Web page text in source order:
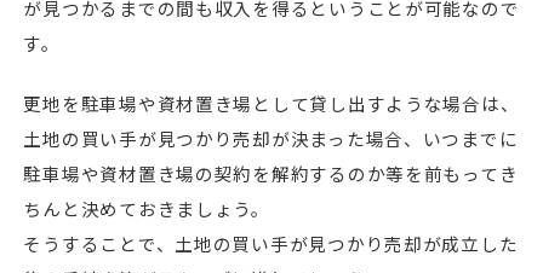
が見つかるまでの間も収入を得るということが可能なので
す。
更地を駐車場や資材置き場として貸し出すような場合は、
土地の買い手が見つかり売却が決まった場合、いつまでに
駐車場や資材置き場の契約を解約するのか等を前もってき
ちんと決めておきましょう。
そうすることで、土地の買い手が見つかり売却が成立した